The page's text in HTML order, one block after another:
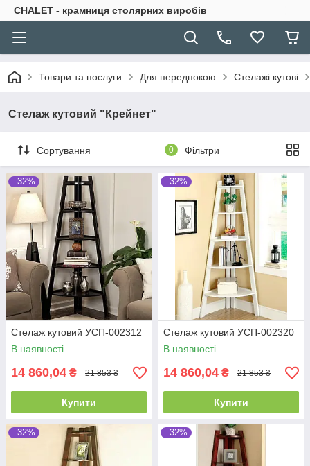
CHALET - крамниця столярних виробів
Товари та послуги Для передпокою Стелажі кутові
Стелаж кутовий "Крейнет"
Сортування 0 Фільтри
–32%
Стелаж кутовий УСП-002312
В наявності
14 860,04 ₴ 21 853 ₴
Купити
–32%
Стелаж кутовий УСП-002320
В наявності
14 860,04 ₴ 21 853 ₴
Купити
–32% –32%